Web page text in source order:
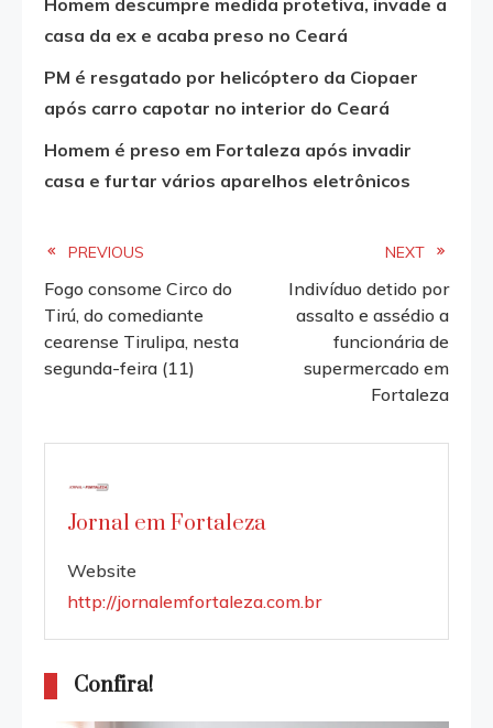
Homem descumpre medida protetiva, invade a
casa da ex e acaba preso no Ceará
PM é resgatado por helicóptero da Ciopaer
após carro capotar no interior do Ceará
Homem é preso em Fortaleza após invadir
casa e furtar vários aparelhos eletrônicos
Read
more
articles
PREVIOUS
Fogo consome Circo do
Tirú, do comediante
cearense Tirulipa, nesta
segunda-feira (11)
NEXT
Indivíduo detido por
assalto e assédio a
funcionária de
supermercado em
Fortaleza
Jornal em Fortaleza
Website
http://jornalemfortaleza.com.br
Confira!